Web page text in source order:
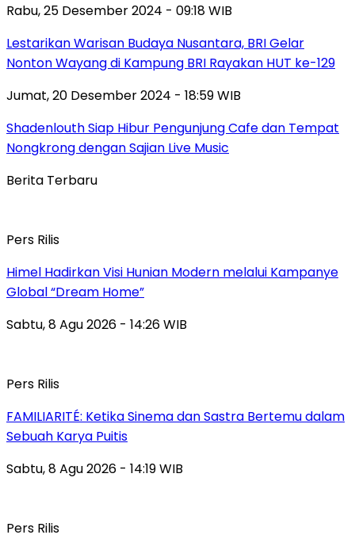
Rabu, 25 Desember 2024 - 09:18 WIB
Lestarikan Warisan Budaya Nusantara, BRI Gelar
Nonton Wayang di Kampung BRI Rayakan HUT ke-129
Jumat, 20 Desember 2024 - 18:59 WIB
Shadenlouth Siap Hibur Pengunjung Cafe dan Tempat
Nongkrong dengan Sajian Live Music
Berita Terbaru
Pers Rilis
Himel Hadirkan Visi Hunian Modern melalui Kampanye
Global “Dream Home”
Sabtu, 8 Agu 2026 - 14:26 WIB
Pers Rilis
FAMILIARITÉ: Ketika Sinema dan Sastra Bertemu dalam
Sebuah Karya Puitis
Sabtu, 8 Agu 2026 - 14:19 WIB
Pers Rilis